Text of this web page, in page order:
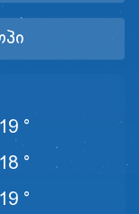
19 °
18 °
19 °